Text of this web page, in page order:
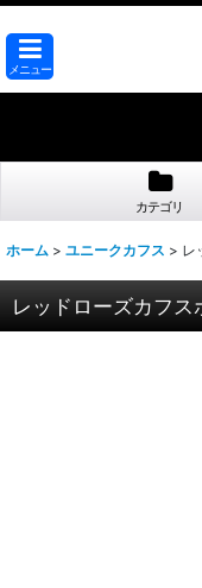
メニュー
カテゴリ
ホーム > ユニークカフス > レ
レッドローズカフス